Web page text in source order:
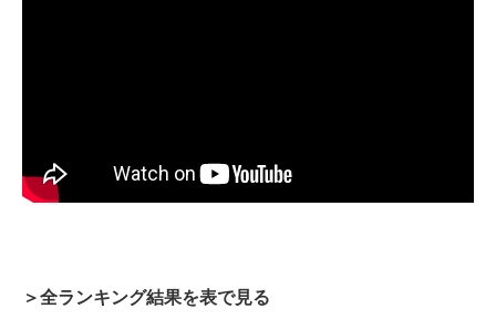
＞全ランキング結果を表で見る